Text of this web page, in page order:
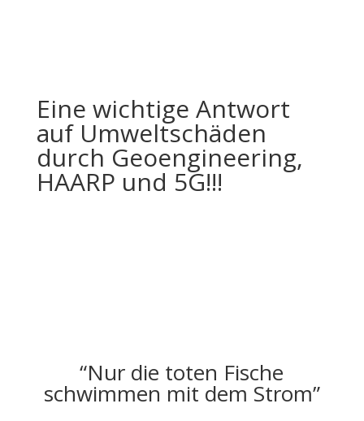
Eine wichtige Antwort
auf Umweltschäden
durch Geoengineering,
HAARP und 5G!!!
“Nur die toten Fische
schwimmen mit dem Strom”